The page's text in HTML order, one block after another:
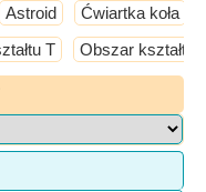
Astroid Ćwiartka koła
T Obszar kształtu